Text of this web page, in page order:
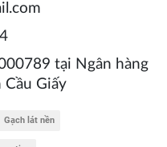
tại Ngân hàng
Cầu Giấy
Gạch lát nền